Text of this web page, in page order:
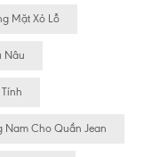
Mặt Xỏ Lỗ
Nâu
Nam Cho Quần Jean